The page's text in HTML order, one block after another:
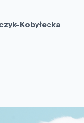
Kobyłecka